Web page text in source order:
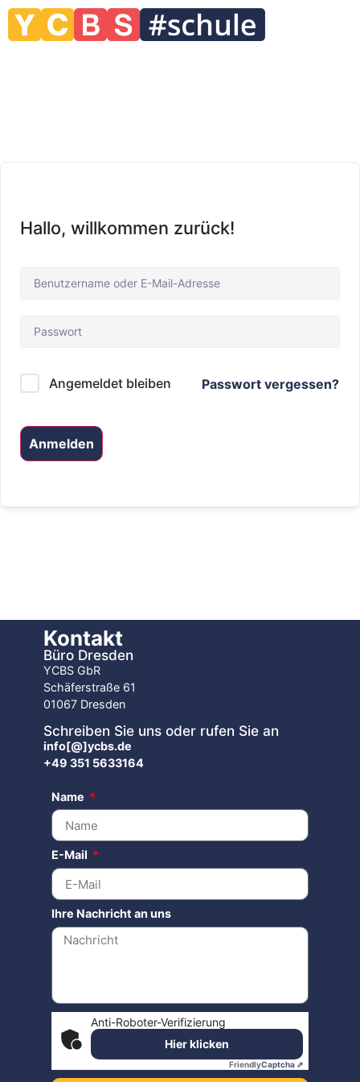
Hallo, willkommen zurück!
Angemeldet bleiben Passwort vergessen?
Anmelden
Kontakt
Büro Dresden
YCBS GbR
Schäferstraße 61
01067 Dresden
Schreiben Sie uns oder rufen Sie an
info[@]ycbs.de
+49 351 5633164
Name
E-Mail
Ihre Nachricht an uns
Anti-Roboter-Verifizierung
Hier klicken
FriendlyCaptcha ⇗